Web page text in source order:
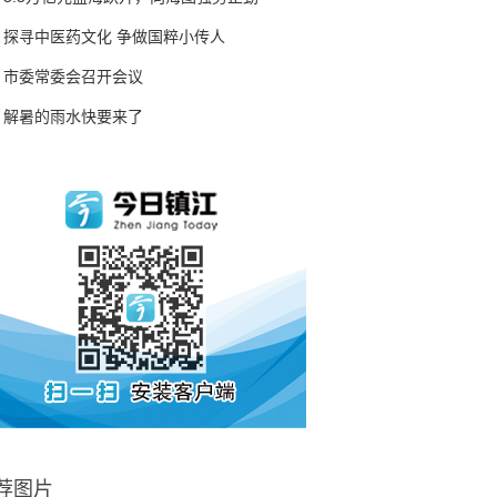
探寻中医药文化 争做国粹小传人
市委常委会召开会议
解暑的雨水快要来了
图片